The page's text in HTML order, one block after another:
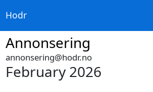
Hodr
Annonsering
annonsering@hodr.no
February 2026